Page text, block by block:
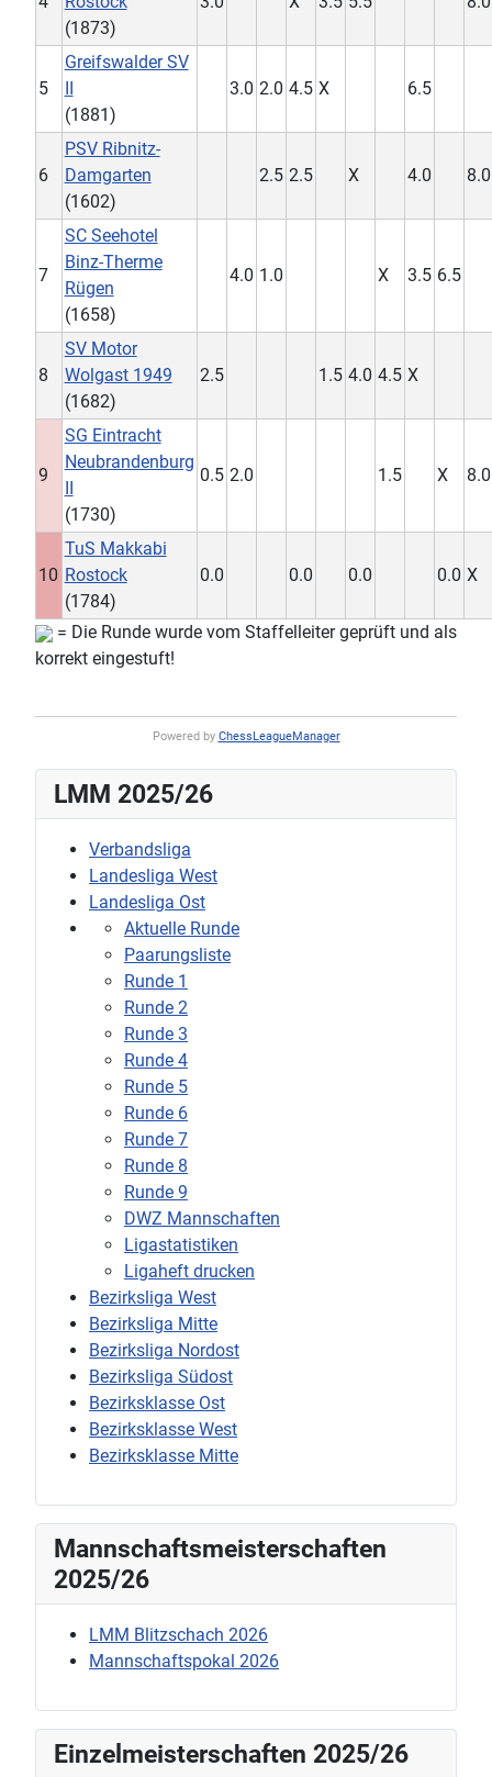
(1873)
5
Greifswalder SV
(1881)
3.0 2.0 4.5 X 6.5
6
PSV Ribnitz-
Damgarten
(1602)
2.5 2.5 X 4.0 8.0
7
SC Seehotel
Binz-Therme
Rügen
(1658)
4.0 1.0 X 3.5 6.5
8
SV Motor
Wolgast 1949
(1682)
2.5 1.5 4.0 4.5 X
9
SG Eintracht
Neubrandenburg
(1730)
0.5 2.0 1.5 X 8.0
10
TuS Makkabi
Rostock
(1784)
0.0 0.0 0.0 0.0 X
= Die Runde wurde vom Staffelleiter geprüft und als
korrekt eingestuft!
Powered by ChessLeagueManager
LMM 2025/26
Verbandsliga
Landesliga West
Landesliga Ost
Aktuelle Runde
Paarungsliste
Runde 1
Runde 2
Runde 3
Runde 4
Runde 5
Runde 6
Runde 7
Runde 8
Runde 9
DWZ Mannschaften
Ligastatistiken
Ligaheft drucken
Bezirksliga West
Bezirksliga Mitte
Bezirksliga Nordost
Bezirksliga Südost
Bezirksklasse Ost
Bezirksklasse West
Bezirksklasse Mitte
Mannschaftsmeisterschaften
2025/26
LMM Blitzschach 2026
Mannschaftspokal 2026
Einzelmeisterschaften 2025/26